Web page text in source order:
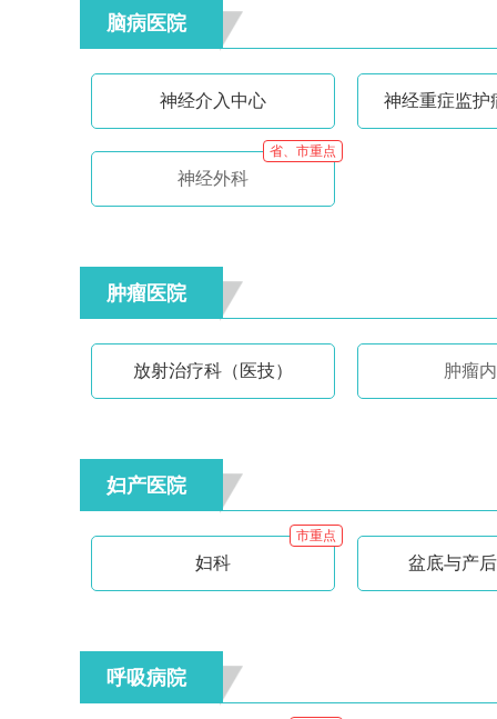
脑病医院
神经介入中心 神经重症监护
神经外科
省、市重点
肿瘤医院
放射治疗科（医技） 肿瘤
妇产医院
妇科
市重点
盆底与产
呼吸病院